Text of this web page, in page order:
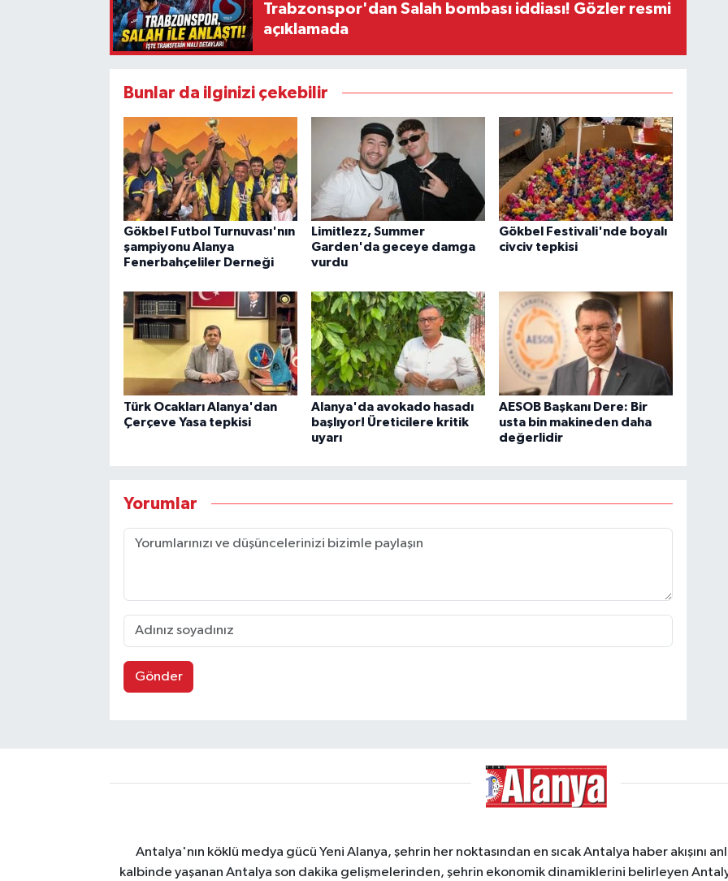
Trabzonspor'dan Salah bombası iddiası! Gözler resmi
açıklamada
Bunlar da ilginizi çekebilir
Gökbel Futbol Turnuvası'nın
şampiyonu Alanya
Fenerbahçeliler Derneği
Limitlezz, Summer
Garden'da geceye damga
vurdu
Gökbel Festivali'nde boyalı
civciv tepkisi
Türk Ocakları Alanya'dan
Çerçeve Yasa tepkisi
Alanya'da avokado hasadı
başlıyor! Üreticilere kritik
uyarı
AESOB Başkanı Dere: Bir
usta bin makineden daha
değerlidir
Yorumlar
Gönder
Antalya'nın köklü medya gücü Yeni Alanya, şehrin her noktasından en sıcak Antalya haber akışını
kalbinde yaşanan Antalya son dakika gelişmelerinden, şehrin ekonomik dinamiklerini belirleyen